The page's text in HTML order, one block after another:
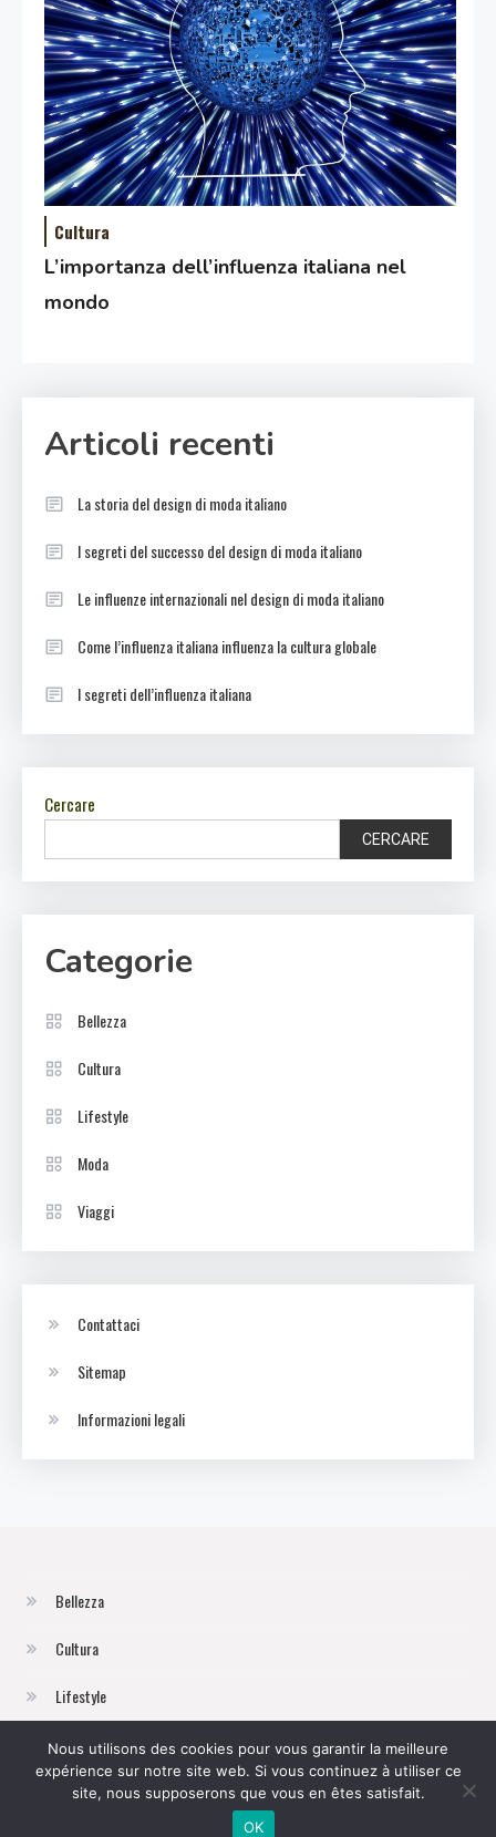
Cultura
L’importanza dell’influenza italiana nel
mondo
Articoli recenti
La storia del design di moda italiano
I segreti del successo del design di moda italiano
Le influenze internazionali nel design di moda italiano
Come l’influenza italiana influenza la cultura globale
I segreti dell’influenza italiana
Cercare
CERCARE
Categorie
Bellezza
Cultura
Lifestyle
Moda
Viaggi
Contattaci
Sitemap
Informazioni legali
Bellezza
Cultura
Lifestyle
Moda
Viaggi
Nous utilisons des cookies pour vous garantir la meilleure
expérience sur notre site web. Si vous continuez à utiliser ce
site, nous supposerons que vous en êtes satisfait.
OK